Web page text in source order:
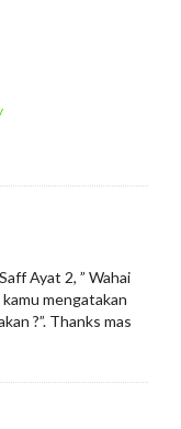
Ayat 2, ” Wahai
mengatakan
?”. Thanks mas